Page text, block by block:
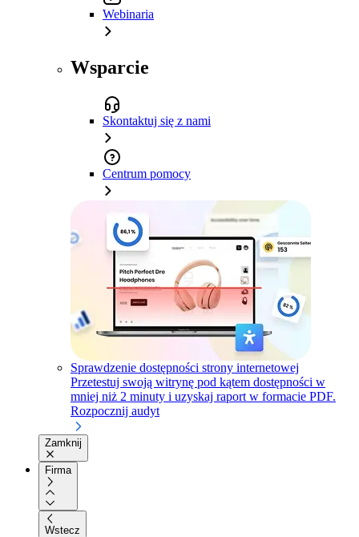
Webinaria
Wsparcie
Skontaktuj się z nami
Centrum pomocy
Sprawdzenie dostępności strony internetowej
Przetestuj swoją witrynę pod kątem dostępności w
mniej niż 2 minuty i uzyskaj raport w formacie PDF.
Rozpocznij audyt
Zamknij
Firma
Wstecz